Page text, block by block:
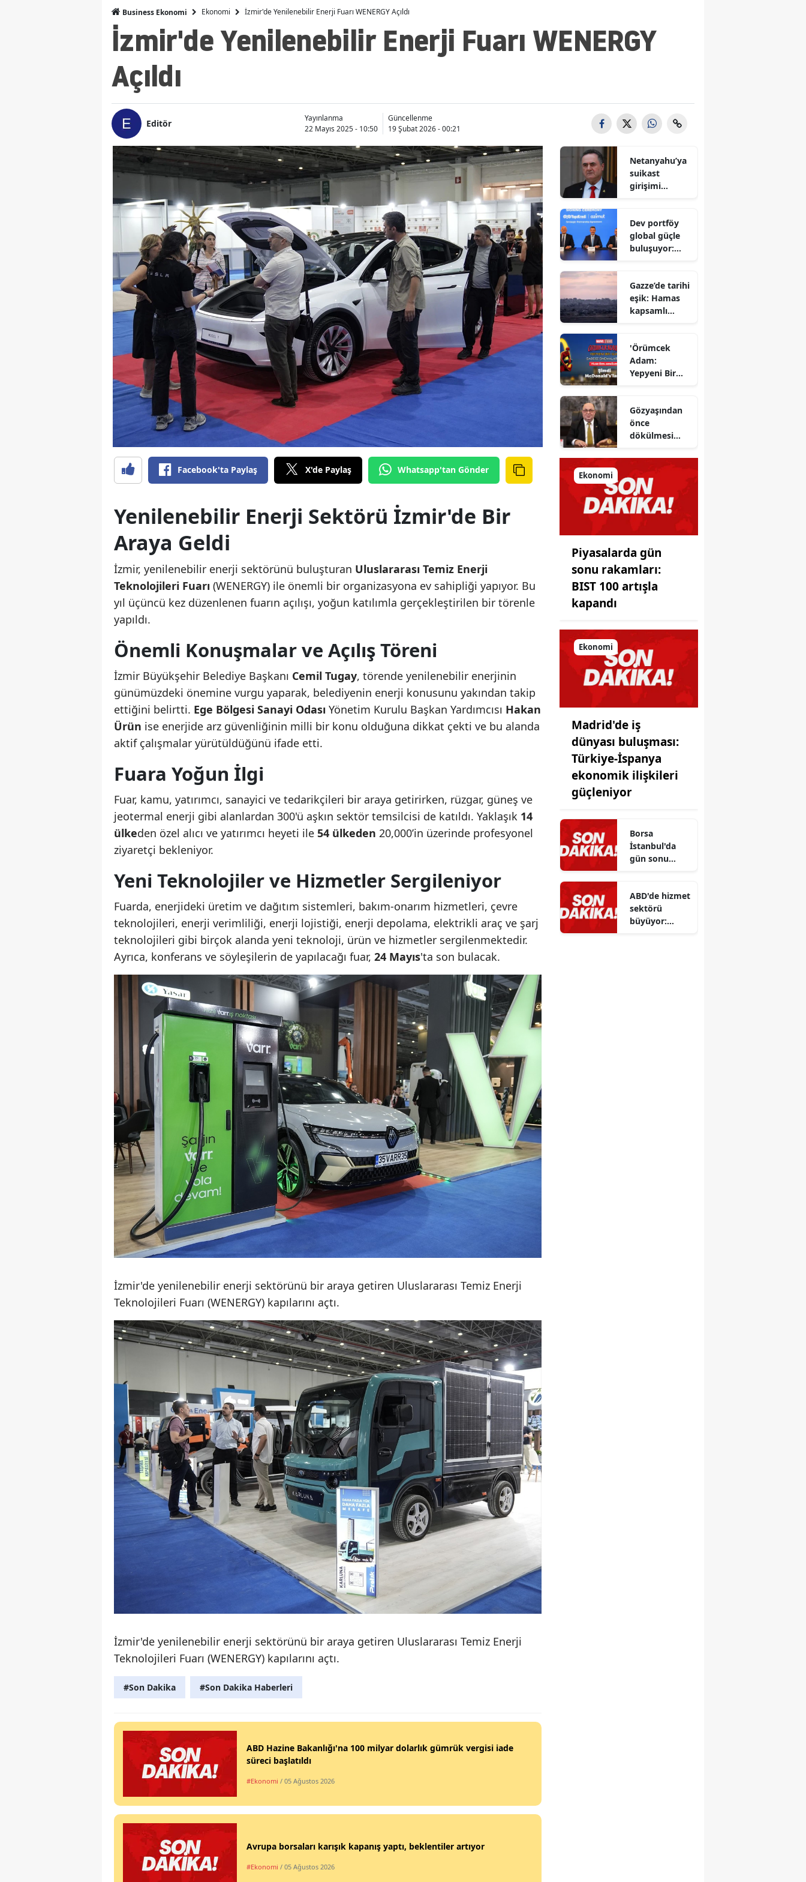
Business Ekonomi Ekonomi İzmir'de Yenilenebilir Enerji Fuarı WENERGY Açıldı
İzmir'de Yenilenebilir Enerji Fuarı WENERGY
Açıldı
Editör
Yayınlanma
22 Mayıs 2025 - 10:50
Güncellenme
19 Şubat 2026 - 00:21
Facebook'ta Paylaş X'de Paylaş Whatsapp'tan Gönder
Yenilenebilir Enerji Sektörü İzmir'de Bir
Araya Geldi
İzmir, yenilenebilir enerji sektörünü buluşturan Uluslararası Temiz Enerji
Teknolojileri Fuarı (WENERGY) ile önemli bir organizasyona ev sahipliği yapıyor. Bu
yıl üçüncü kez düzenlenen fuarın açılışı, yoğun katılımla gerçekleştirilen bir törenle
yapıldı.
Önemli Konuşmalar ve Açılış Töreni
İzmir Büyükşehir Belediye Başkanı Cemil Tugay, törende yenilenebilir enerjinin
günümüzdeki önemine vurgu yaparak, belediyenin enerji konusunu yakından takip
ettiğini belirtti. Ege Bölgesi Sanayi Odası Yönetim Kurulu Başkan Yardımcısı Hakan
Ürün ise enerjide arz güvenliğinin milli bir konu olduğuna dikkat çekti ve bu alanda
aktif çalışmalar yürütüldüğünü ifade etti.
Fuara Yoğun İlgi
Fuar, kamu, yatırımcı, sanayici ve tedarikçileri bir araya getirirken, rüzgar, güneş ve
jeotermal enerji gibi alanlardan 300'ü aşkın sektör temsilcisi de katıldı. Yaklaşık 14
ülkeden özel alıcı ve yatırımcı heyeti ile 54 ülkeden 20,000’in üzerinde profesyonel
ziyaretçi bekleniyor.
Yeni Teknolojiler ve Hizmetler Sergileniyor
Fuarda, enerjideki üretim ve dağıtım sistemleri, bakım-onarım hizmetleri, çevre
teknolojileri, enerji verimliliği, enerji lojistiği, enerji depolama, elektrikli araç ve şarj
teknolojileri gibi birçok alanda yeni teknoloji, ürün ve hizmetler sergilenmektedir.
Ayrıca, konferans ve söyleşilerin de yapılacağı fuar, 24 Mayıs'ta son bulacak.
İzmir'de yenilenebilir enerji sektörünü bir araya getiren Uluslararası Temiz Enerji
Teknolojileri Fuarı (WENERGY) kapılarını açtı.
İzmir'de yenilenebilir enerji sektörünü bir araya getiren Uluslararası Temiz Enerji
Teknolojileri Fuarı (WENERGY) kapılarını açtı.
#Son Dakika #Son Dakika Haberleri
ABD Hazine Bakanlığı'na 100 milyar dolarlık gümrük vergisi iade
süreci başlatıldı
#Ekonomi / 05 Ağustos 2026
Avrupa borsaları karışık kapanış yaptı, beklentiler artıyor
#Ekonomi / 05 Ağustos 2026
Netanyahu’ya
suikast
girişimi
Bakanı
gizlenen
detayları
Dev portföy
global güçle
buluşuyor:
sıkıştı
Gazze’de tarihi
eşik: Hamas
kapsamlı
onayladı
'Örümcek
Adam:
Yepyeni Bir
şimdi
McDonald’s
Türkiye’de
Gözyaşından
önce
dökülmesi
Tarihin
milletlerin
önüne
koyduğu
ayna!
Ekonomi
Piyasalarda gün
sonu rakamları:
BIST 100 artışla
kapandı
Ekonomi
Madrid'de iş
dünyası buluşması:
Türkiye-İspanya
ekonomik ilişkileri
güçleniyor
Borsa
İstanbul'da
gün sonu
madencilik
sektöründen
destek aldı
ABD'de hizmet
sektörü
büyüyor: